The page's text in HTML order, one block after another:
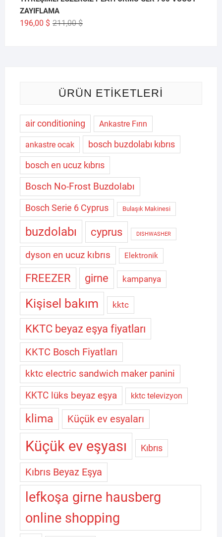
ZAYIFLAMA
211,00$Orijinal
196,00 $
Şu
ÜRÜN ETIKETLERI
air conditioning Ankastre Fırın
ankastre ocak
bosch buzdolabı kıbrıs
bosch en ucuz kıbrıs
Bosch No-Frost Buzdolabı
Bosch Serie 6 Cyprus Bulaşık Makinesi
buzdolabı cyprus DISHWASHER
dyson en ucuz kıbrıs Elektronik
FREEZER girne kampanya
Kişisel bakım kktc
KKTC beyaz eşya fiyatları
KKTC Bosch Fiyatları
kktc electric sandwich maker panini
KKTC lüks beyaz eşya kktc televizyon
klima Küçük ev esyaları
Küçük ev eşyası Kıbrıs
Kıbrıs Beyaz Eşya
lefkoşa girne hausberg
online shopping